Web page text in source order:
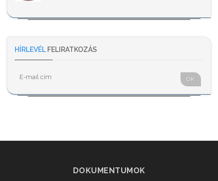
HÍRLEVÉL FELIRATKOZÁS
OK
DOKUMENTUMOK